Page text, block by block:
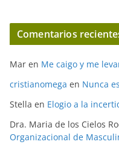
Comentarios
Mar en Me caigo y me
cristianomega en Nunca
Stella en Elogio a la
Dra. Maria de los Cielos
Organizacional de